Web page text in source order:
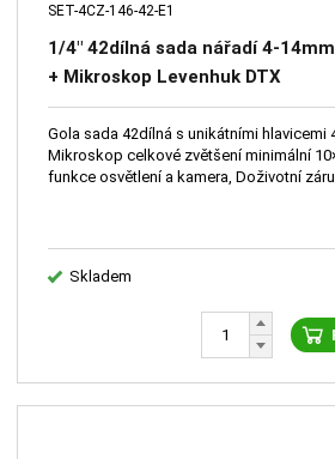
SET-4CZ-146-42-E1
1/4" 42dílná sada nářadí 4-
+ Mikroskop Levenhuk DTX
Gola sada 42dílná s unikátními hlavicemi
Mikroskop celkové zvětšení minimální
funkce osvětlení a kamera, Doživotní
Skladem